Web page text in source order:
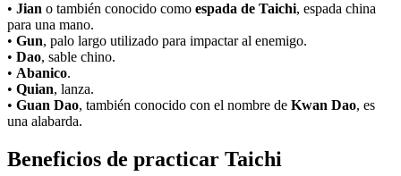
• Jian o también conocido como espada de Taichi, espada china
para una mano.
• Gun, palo largo utilizado para impactar al enemigo.
• Dao, sable chino.
• Abanico.
• Quian, lanza.
• Guan Dao, también conocido con el nombre de Kwan Dao, es
una alabarda.
Beneficios de practicar Taichi